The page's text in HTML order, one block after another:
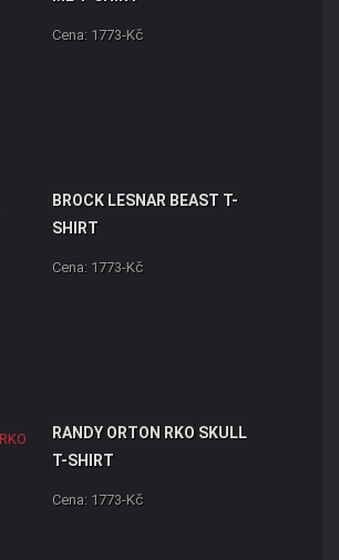
Cena: 1773-Kč
BROCK LESNAR BEAST T-
SHIRT
Cena: 1773-Kč
RANDY ORTON RKO SKULL
T-SHIRT
Cena: 1773-Kč